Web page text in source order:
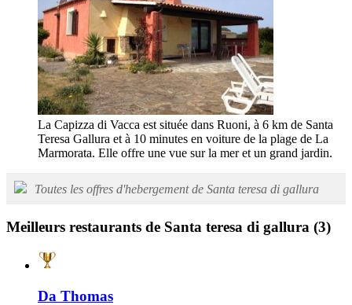
La Capizza di Vacca est située dans Ruoni, à 6 km de Santa
Teresa Gallura et à 10 minutes en voiture de la plage de La
Marmorata. Elle offre une vue sur la mer et un grand jardin.
Toutes les offres d'hebergement de Santa teresa di gallura
Meilleurs restaurants de Santa teresa di gallura (3)
Da Thomas